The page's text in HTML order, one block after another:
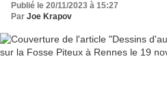
Publié le 20/11/2023 à 15:27
Par Joe Krapov